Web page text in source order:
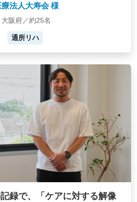
療法人大寿会 様
大阪府／約25名
通所リハ
録で、「ケアに対する解像